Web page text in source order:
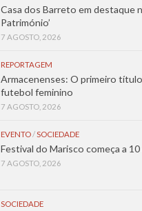
Casa dos Barreto em destaque
Património’
7 AGOSTO, 2026
REPORTAGEM
Armacenenses: O primeiro
futebol feminino
7 AGOSTO, 2026
EVENTO/SOCIEDADE
Festival do Marisco começa a
7 AGOSTO, 2026
SOCIEDADE